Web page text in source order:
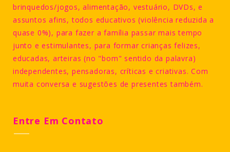
brinquedos/jogos, alimentação, vestuário, DVDs, e
assuntos afins, todos educativos (violência reduzida a
quase 0%), para fazer a família passar mais tempo
junto e estimulantes, para formar crianças felizes,
educadas, arteiras (no "bom" sentido da palavra)
independentes, pensadoras, críticas e criativas. Com
muita conversa e sugestões de presentes também.
Entre Em Contato